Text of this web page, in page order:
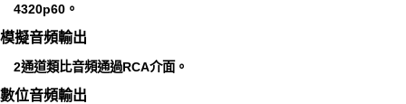
4320p60。
模擬音頻輸出
2通道類比音頻通過RCA介面。
數位音頻輸出